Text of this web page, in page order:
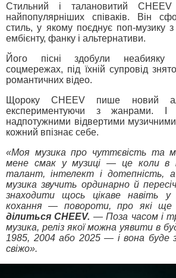
Стильний і талановитий
найпопулярніших співаків. Він
стиль, у якому поєднує поп-музику з
ембієнту, фанку і альтернативи.
Його пісні здобули неабияку
соцмережах, під їхній супровід
романтичних відео.
Щороку CHEEV пише новий
експериментуючи з жанрами. І
надпотужними відвертими музичними
кожний впізнає себе.
«Моя музика про чуттєвість та
мене смак у музиці — це коли в
талант, інтелект і дотепність,
музика звучить ординарно й
знаходити щось цікаве навіть
кохання — повороти, про які
ділиться CHEEV. — Поза часом і
музика, реліз якої можна уявити в
1985, 2004 або 2025 — і вона буде
свіжо».